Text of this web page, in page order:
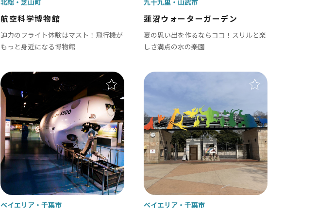
航空科学博物館
迫力のフライト体験はマスト！飛行機が
もっと身近になる博物館
北総 芝山町
蓮沼ウォーターガーデン
夏の思い出を作るならココ！スリルと楽
しさ満点の水の楽園
九十九里 山武市
ベイエリア 千葉市 ベイエリア 千葉市